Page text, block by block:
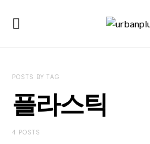
POSTS BY TAG
플라스틱
4 POSTS